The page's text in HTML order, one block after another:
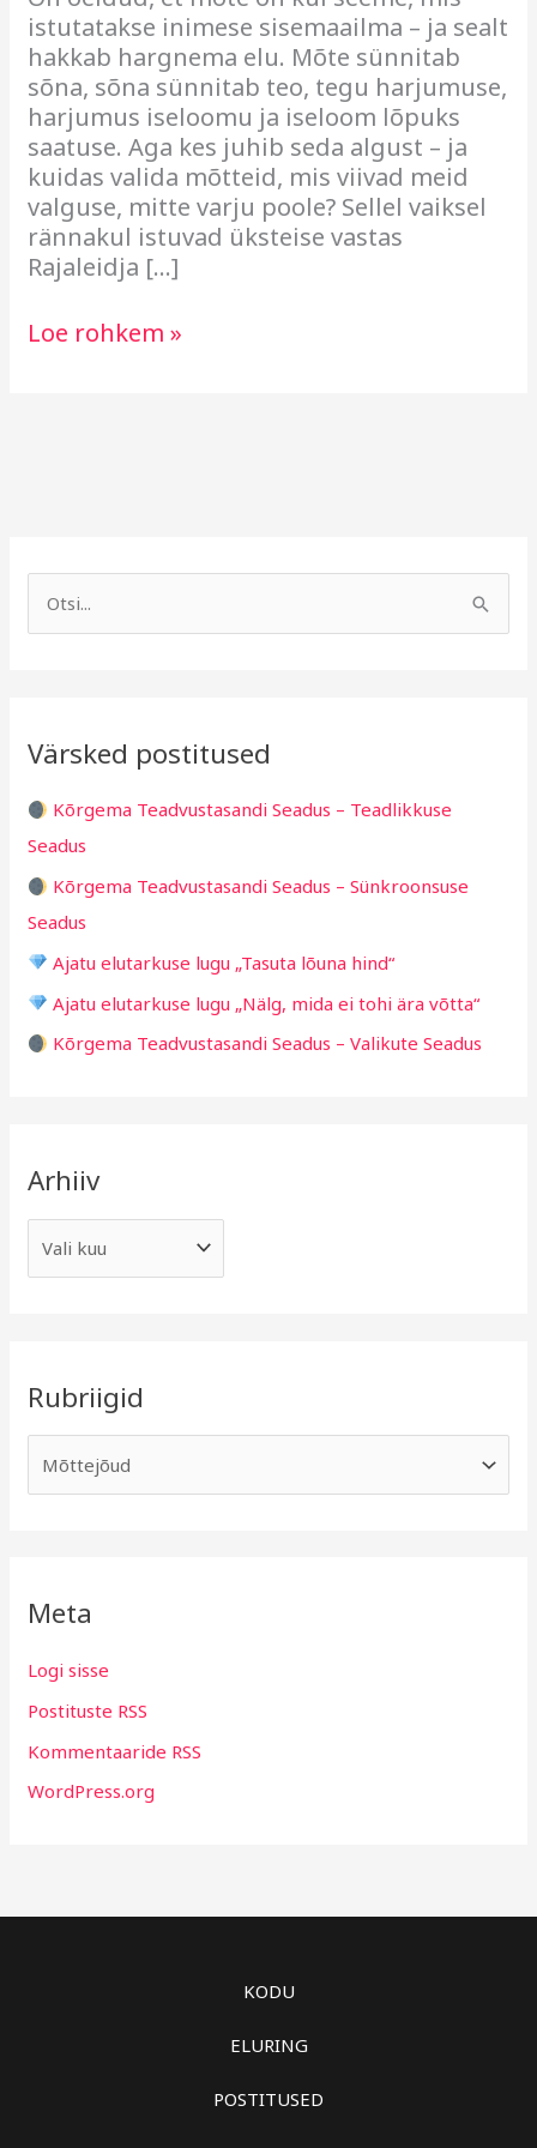
istutatakse inimese sisemaailma – ja sealt
hakkab hargnema elu. Mõte sünnitab
sõna, sõna sünnitab teo, tegu harjumuse,
harjumus iseloomu ja iseloom lõpuks
saatuse. Aga kes juhib seda algust – ja
kuidas valida mõtteid, mis viivad meid
valguse, mitte varju poole? Sellel vaiksel
rännakul istuvad üksteise vastas
Rajaleidja […]
Loe rohkem »
c
f
o
r
:
Värsked postitused
Kõrgema Teadvustasandi Seadus – Teadlikkuse
Seadus
Kõrgema Teadvustasandi Seadus – Sünkroonsuse
Seadus
Ajatu elutarkuse lugu „Tasuta lõuna hind“
Ajatu elutarkuse lugu „Nälg, mida ei tohi ära võtta“
Kõrgema Teadvustasandi Seadus – Valikute Seadus
Arhiiv
Rubriigid
g
i
d
Meta
Logi sisse
Postituste RSS
Kommentaaride RSS
WordPress.org
KODU
ELURING
POSTITUSED